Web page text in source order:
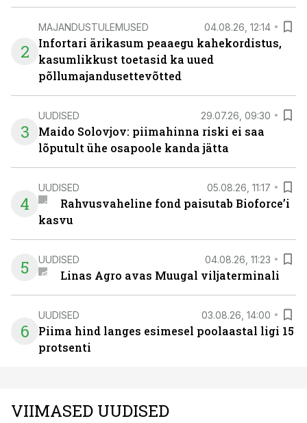
2
MAJANDUSTULEMUSED 04.08.26, 12:14
Infortari ärikasum peaaegu kahekordistus,
kasumlikkust toetasid ka uued
põllumajandusettevõtted
3
UUDISED 29.07.26, 09:30
Maido Solovjov: piimahinna riski ei saa
lõputult ühe osapoole kanda jätta
4
UUDISED 05.08.26, 11:17
Rahvusvaheline fond paisutab Bioforce’i
kasvu
5 UUDISED 04.08.26, 11:23
Linas Agro avas Muugal viljaterminali
6
UUDISED 03.08.26, 14:00
Piima hind langes esimesel poolaastal ligi 15
protsenti
VIIMASED UUDISED